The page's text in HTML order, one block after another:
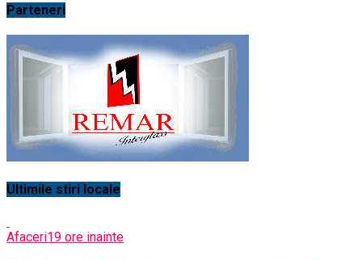
Parteneri
Ultimile stiri locale
Afaceri19 ore inainte